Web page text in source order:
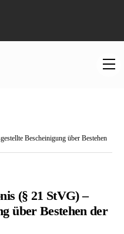
Bescheinigung über Bestehen
(§ 21 StVG) –
über Bestehen der